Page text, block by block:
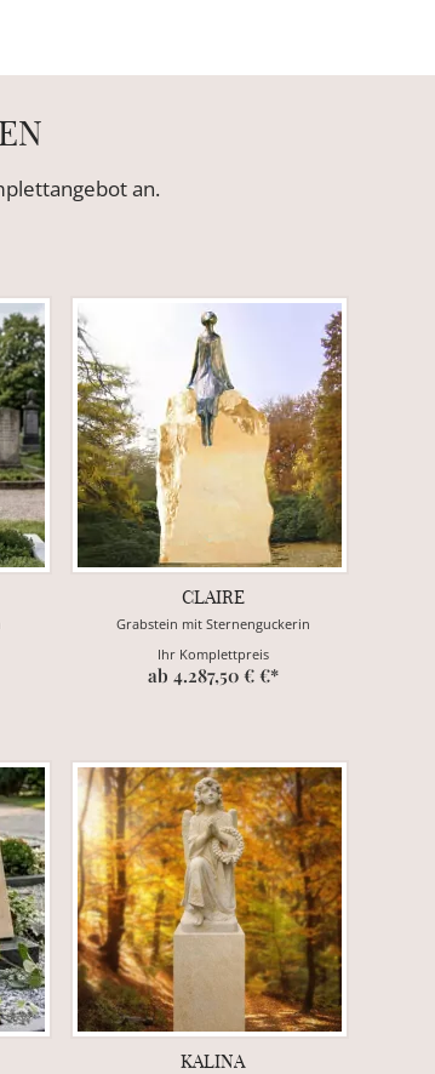
an.
CLAIRE
Grabstein mit Sternenguckerin
Ihr Komplettpreis
ab 4.287,50 € €*
KALINA